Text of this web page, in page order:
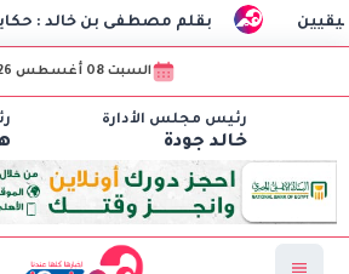
بقلم مصطفى بن خالد : حكايات تكتبها
السبت 08 أغسطس 2026
رئيس مجلس الأدارة
خالد جودة